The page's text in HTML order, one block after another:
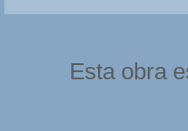
Esta obra